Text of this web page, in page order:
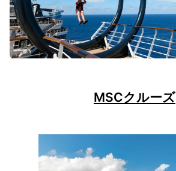
MSCクルーズ